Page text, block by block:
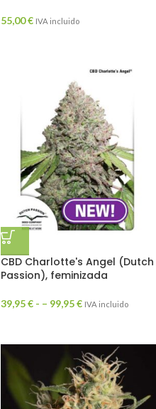
55,00€ IVA incluido
CBD Charlotte's Angel (Dutch
Passion), feminizada
39,95€ - – 99,95€ IVA incluido